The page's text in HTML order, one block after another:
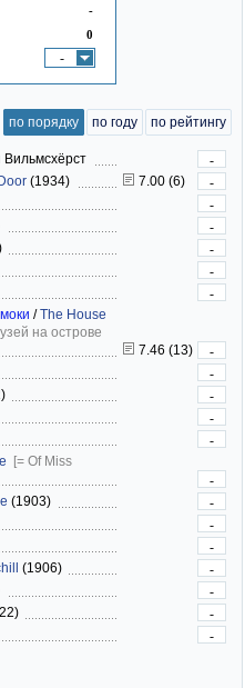
-
0
-
по порядку по году по рейтингу
-
(1934) 7.00 (6)
-
-
-
-
-
-
/The House
на острове
7.46 (13)
-
-
-
-
-
[= Of Miss
-
(1903)
-
-
-
(1906)
-
-
-
-